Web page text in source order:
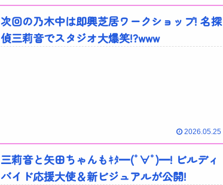
次回の乃木中は即興芝居ワークショップ! 名探
偵三莉音でスタジオ大爆笑!?www
2026.05.25
三莉音と矢田ちゃんもｷﾀ━(ﾟ∀ﾟ)━! ビルディ
バイド応援大使＆新ビジュアルが公開!